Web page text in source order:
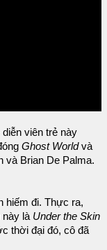
viên trẻ này
Ghost Worldvà
và Brian De Palma.
hiếm đi. Thực ra,
này là Under the Skin
thời đại đó, cô đã